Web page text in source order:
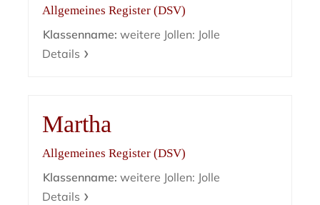
Allgemeines Register (DSV)
Klassenname: weitere Jollen: Jolle
Details
Martha
Allgemeines Register (DSV)
Klassenname: weitere Jollen: Jolle
Details